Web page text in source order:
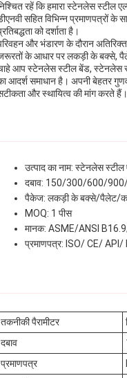
रहें कि हमारा स्टेनलेस स्टील
सहित विभिन्न प्रमाणपत्रों
को दर्शाता है।
और भंडारण के दौरान
के आधार पर लकड़ी के बक्से,
आप स्टेनलेस स्टील बेंड, स्टेनलेस
आदर्श समाधान है। अपनी बेहतर
और स्थायित्व की मांग करते हैं।
उत्पाद का नाम: स्टेनलेस स्टील
दबाव: 150/300/600/
पैकेज: लकड़ी के बक्से/पैलेट/
MOQ: 1 पीस
मानक: ASME/ANSI
प्रमाणपत्र: ISO/ CE/
तकनीकी पैरामीटर
दबाव
प्रमाणपत्र